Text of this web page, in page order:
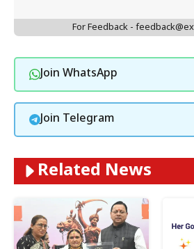
For Feedback -
Join WhatsApp
Join Telegram
Related News